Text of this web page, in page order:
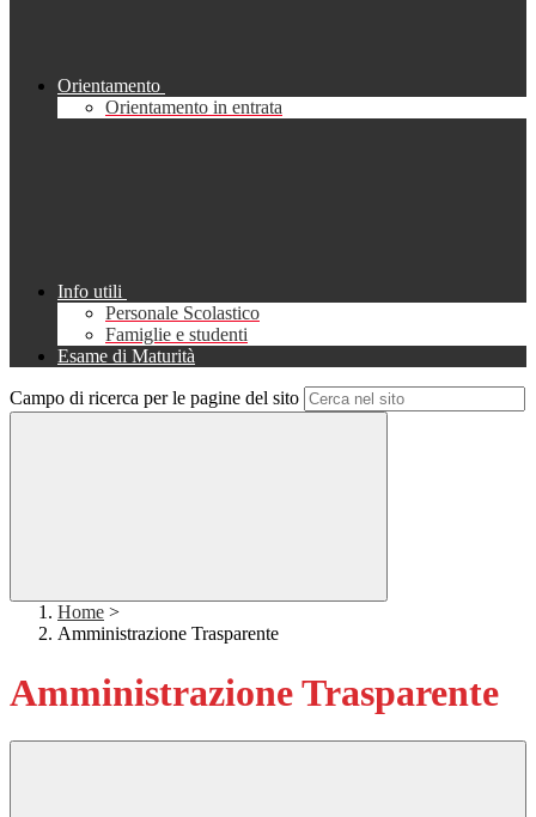
Orientamento
Orientamento in entrata
Info utili
Personale Scolastico
Famiglie e studenti
Esame di Maturità
Campo di ricerca per le pagine del sito
Home >
Amministrazione Trasparente
Amministrazione Trasparente